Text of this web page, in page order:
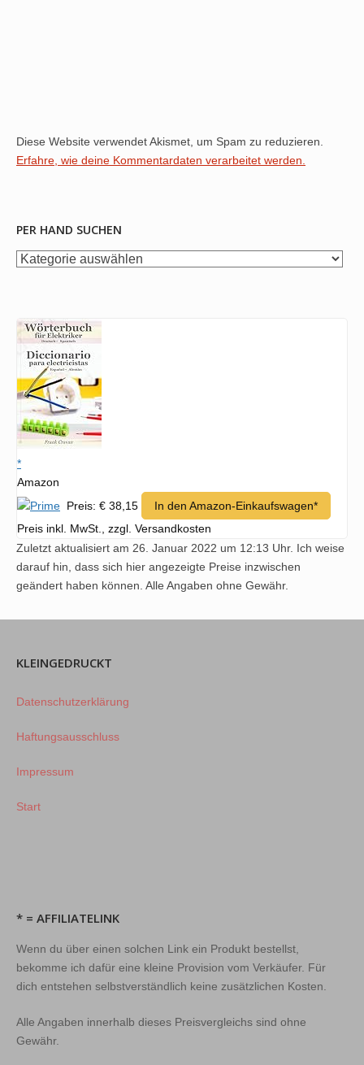
Diese Website verwendet Akismet, um Spam zu reduzieren.
Erfahre, wie deine Kommentardaten verarbeitet werden.
PER HAND SUCHEN
per
*
Amazon
Preis: € 38,15
In den Amazon-Einkaufswagen*
Preis inkl. MwSt., zzgl. Versandkosten
Zuletzt aktualisiert am 26. Januar 2022 um 12:13 Uhr. Ich weise
darauf hin, dass sich hier angezeigte Preise inzwischen
geändert haben können. Alle Angaben ohne Gewähr.
KLEINGEDRUCKT
Datenschutzerklärung
Haftungsausschluss
Impressum
Start
* = AFFILIATELINK
Wenn du über einen solchen Link ein Produkt bestellst,
bekomme ich dafür eine kleine Provision vom Verkäufer. Für
dich entstehen selbstverständlich keine zusätzlichen Kosten.
Alle Angaben innerhalb dieses Preisvergleichs sind ohne
Gewähr.